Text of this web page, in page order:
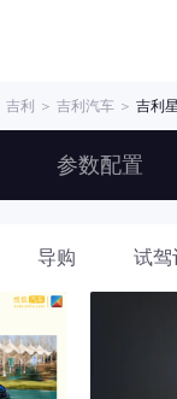
吉利 ＞ 吉利汽车 ＞ 吉利
参数配置
导购 试驾